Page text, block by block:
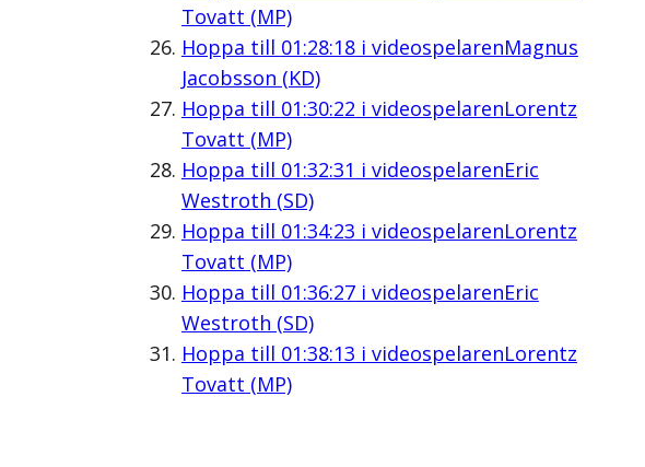
Tovatt (MP)
Hoppa till 01:28:18i videospelarenMagnus
Jacobsson (KD)
Hoppa till 01:30:22 i videospelarenLorentz
Tovatt (MP)
Hoppa till 01:32:31 i videospelarenEric
Westroth (SD)
Hoppa till 01:34:23 i videospelarenLorentz
Tovatt (MP)
Hoppa till 01:36:27i videospelarenEric
Westroth (SD)
Hoppa till 01:38:13 i videospelarenLorentz
Tovatt (MP)